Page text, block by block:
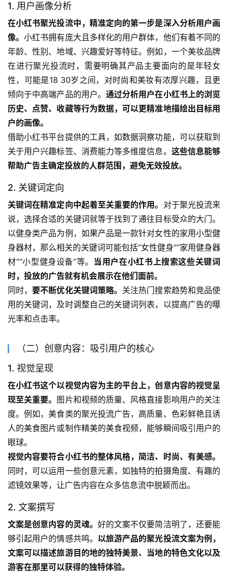
1. 用户画像分析
在小红书聚光投流中，精准定向的第一步是深入分析用户画
像。小红书拥有庞大且多样化的用户群体，他们有着不同的
年龄、性别、地域、兴趣爱好等特征。例如，一个美妆品牌
在进行聚光投流时，需要明确其产品主要面向的是年轻女
性，可能是18 30岁之间，对时尚和美妆有浓厚兴趣，且更
倾向于中高端产品的用户。 通过分析用户在小红书上的浏览
历史、点赞、收藏等行为数据，可以更精准地描绘出目标用
户的画像。
借助小红书平台提供的工具，如数据洞察功能，可以获取到
关于用户兴趣标签、消费能力等多维度信息。 这些信息能够
帮助广告主确定投放的人群范围，避免无效投放。
2. 关键词定向
关键词在精准定向中起着至关重要的作用。 对于聚光投流来
说，选择合适的关键词就等于找到了通往目标受众的大门。
以健身类产品为例，如果产品是一款针对女性的家用小型健
身器材，那么相关的关键词可能包括“女性健身”“家用健身器
材”“小型健身设备”等。 当用户在小红书上搜索这些关键词
时，投放的广告就有机会展示在他们面前。
同时，要不断优化关键词策略。 关注热门搜索趋势和竞品使
用的关键词，及时调整自己的关键词列表，以提高广告的曝
光率和点击率。
（二）创意内容：吸引用户的核心
1. 视觉呈现
在小红书这个以视觉内容为主的平台上，创意内容的视觉呈
现至关重要。 图片和视频的质量、风格直接影响用户的关注
度。例如，美食类的聚光投流广告，高质量、色彩鲜艳且诱
人的美食图片或制作精美的美食视频，能够瞬间吸引用户的
眼球。
视觉内容要符合小红书的整体风格，简洁、时尚、有美感。
同时，可以运用一些创意元素，如独特的拍摄角度、有趣的
滤镜效果等，让广告内容在众多信息流中脱颖而出。
2. 文案撰写
文案是创意内容的灵魂。 好的文案不仅要简洁明了，还要能
够引起用户的情感共鸣。 以旅游产品的聚光投流文案为例，
文案可以描述旅游目的地的独特美景、当地的特色文化以及
游客在那里可以获得的独特体验。